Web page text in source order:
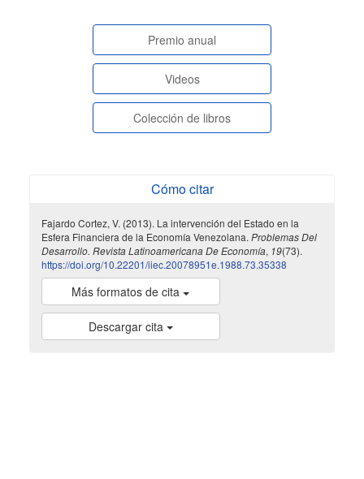
paginasespeciales
Premio anual
Videos
Colección de libros
Cómo citar
Fajardo Cortez, V. (2013). La intervención del Estado en la
Esfera Financiera de la Economía Venezolana. Problemas Del
Desarrollo. Revista Latinoamericana De Economía, 19(73).
https://doi.org/10.22201/iiec.20078951e.1988.73.35338
Más formatos de cita
Descargar cita